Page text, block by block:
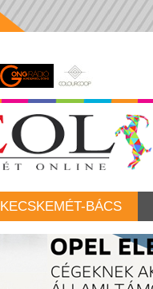
KECSKEMÉT-BÁCS